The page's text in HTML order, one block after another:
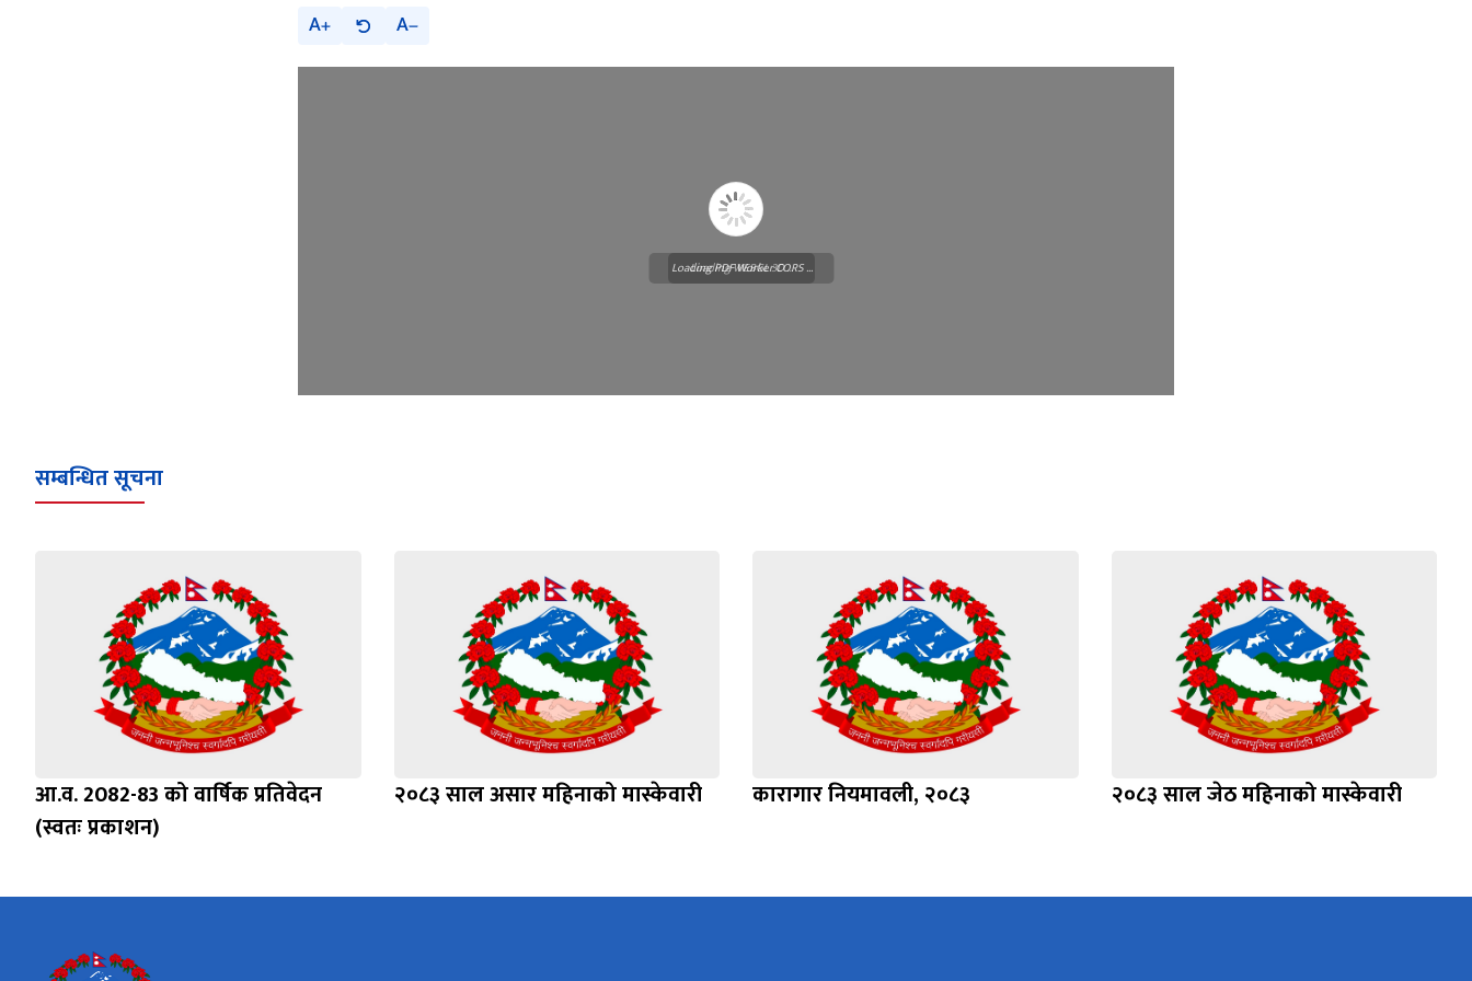
A A
Loading WEBGL 3D ...
Loading PDF Worker CORS ...
सम्बन्धित सूचना
आ.व. 2082-83 को वार्षिक प्रतिवेदन
(स्वतः प्रकाशन)
२०८३ साल असार महिनाको मास्केवारी कारागार नियमावली, २०८३ २०८३ साल जेठ महिनाको मास्केवारी